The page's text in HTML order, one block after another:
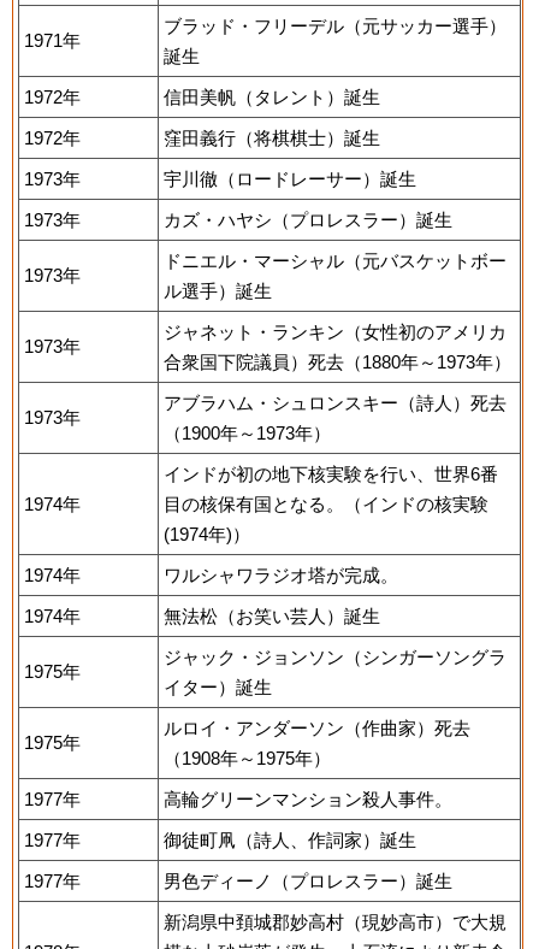
1971年
ブラッド・フリーデル（元サッカー選手）
誕生
1972年
信田美帆（タレント）誕生
1972年
窪田義行（将棋棋士）誕生
1973年
宇川徹（ロードレーサー）誕生
1973年
カズ・ハヤシ（プロレスラー）誕生
1973年
ドニエル・マーシャル（元バスケットボー
ル選手）誕生
1973年
ジャネット・ランキン（女性初のアメリカ
合衆国下院議員）死去（1880年～1973年）
1973年
アブラハム・シュロンスキー（詩人）死去
（1900年～1973年）
1974年
インドが初の地下核実験を行い、世界6番
目の核保有国となる。（インドの核実験
(1974年)）
1974年
ワルシャワラジオ塔が完成。
1974年
無法松（お笑い芸人）誕生
1975年
ジャック・ジョンソン（シンガーソングラ
イター）誕生
1975年
ルロイ・アンダーソン（作曲家）死去
（1908年～1975年）
1977年
高輪グリーンマンション殺人事件。
1977年
御徒町凧（詩人、作詞家）誕生
1977年
男色ディーノ（プロレスラー）誕生
新潟県中頚城郡妙高村（現妙高市）で大規